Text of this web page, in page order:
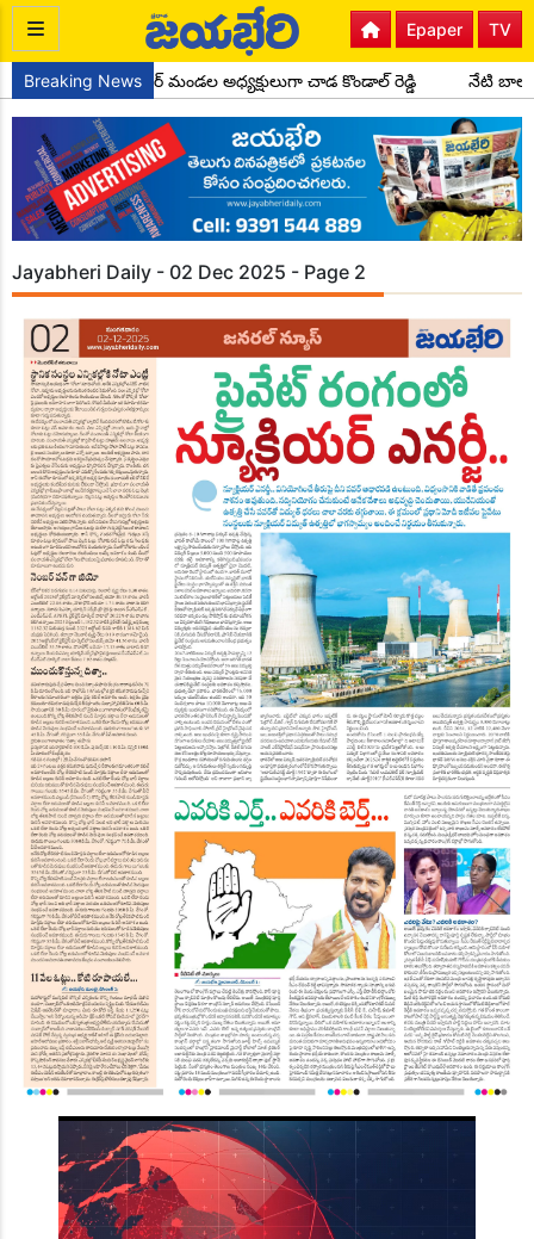
TV
Epaper
Breaking News
కాంగ్రెస్ పార్టీ సైదాపూర్ మండల అధ్యక్షులుగా చాడ కొండాల్ రెడ్డి నేటి బాలలే
Jayabheri Daily - 02 Dec 2025 - Page 2